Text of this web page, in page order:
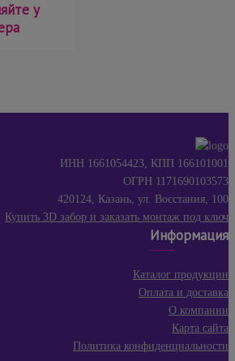
у
ИНН 1661054423, КПП 166101001
ОГРН 1171690103573
420124, Казань, ул. Восстания, 100
Купить 3D забор и заказать монтаж под ключ
Информация
Каталог продукции
Оплата и доставка
О компании
Карта сайта
Политика конфиденциальности